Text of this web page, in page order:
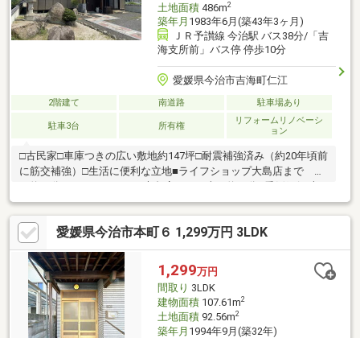
土地面積486m2
築年月 1983年6月(築43年3ヶ月)
ＪＲ予讃線 今治駅 バス38分/「吉
海支所前」バス停 停歩10分
愛媛県今治市吉海町仁江
2階建て 南道路 駐車場あり
駐車3台 所有権
リフォームリノベーシ
ョン
□古民家□車庫つきの広い敷地約147坪□耐震補強済み（約20年頃前
に筋交補強）□生活に便利な立地■ライフショップ大島店まで 車
海支店まで 車で約２分■齋藤クリニックまで 車で約１分
愛媛県今治市本町６ 1,299万円 3LDK
1,299万円
間取り 3LDK
建物面積107.61m2
土地面積92.56m2
築年月 1994年9月(築32年)